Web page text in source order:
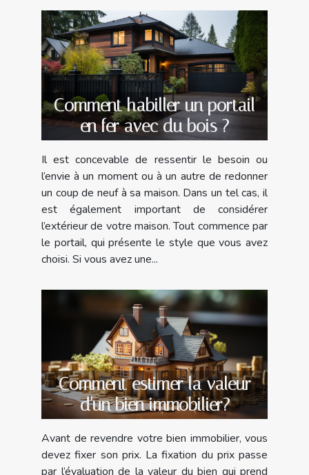
Comment habiller un portail
en fer avec du bois ?
Il est concevable de ressentir le besoin ou
l’envie à un moment ou à un autre de redonner
un coup de neuf à sa maison. Dans un tel cas, il
est également important de considérer
l’extérieur de votre maison. Tout commence par
le portail, qui présente le style que vous avez
choisi. Si vous avez une...
Comment estimer la valeur
d'un bien immobilier?
Avant de revendre votre bien immobilier, vous
devez fixer son prix. La fixation du prix passe
par l’évaluation de la valeur du bien qui prend